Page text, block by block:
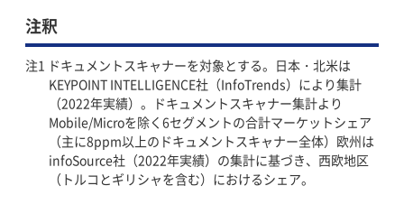
注釈
ドキュメントスキャナーを対象とする。日本・北米は
KEYPOINT INTELLIGENCE社（InfoTrends）により集計
（2022年実績）。ドキュメントスキャナー集計より
Mobile/Microを除く6セグメントの合計マーケットシェア
（主に8ppm以上のドキュメントスキャナー全体）欧州は
infoSource社（2022年実績）の集計に基づき、西欧地区
（トルコとギリシャを含む）におけるシェア。